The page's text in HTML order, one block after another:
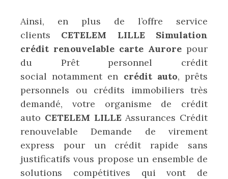
Ainsi, en plus de l’offre service
clients CETELEM LILLE Simulation
crédit renouvelable carte Aurore pour
du Prêt personnel crédit
social notamment en crédit auto, prêts
personnels ou crédits immobiliers très
demandé, votre organisme de crédit
auto CETELEM LILLEAssurances Crédit
renouvelable Demande de virement
express pour un crédit rapide sans
justificatifs vous propose un ensemble de
solutions compétitives qui vont de